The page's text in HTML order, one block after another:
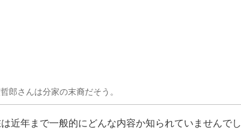
郎さんは分家の末裔だそう。
近年まで一般的にどんな内容か知られていませんでし